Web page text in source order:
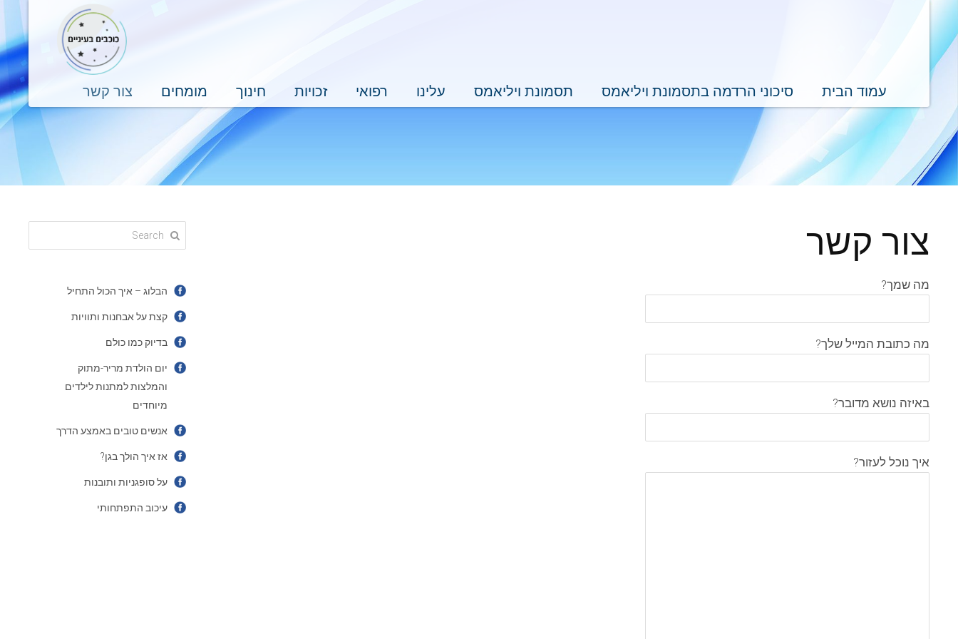
צור קשר מומחים חינוך זכויות רפואי עלינו תסמונת ויליאמס סיכוני הרדמה בתסמונת ויליאמס עמוד הבית
צור קשר
מה שמך?
מה כתובת המייל שלך?
באיזה נושא מדובר?
איך נוכל לעזור?
הבלוג – איך הכול התחיל
קצת על אבחנות ותוויות
בדיוק כמו כולם
יום הולדת מריר-מתוק
והמלצות למתנות לילדים
מיוחדים
אנשים טובים באמצע הדרך
אז איך הולך בגן?
על סופגניות ותובנות
עיכוב התפתחותי